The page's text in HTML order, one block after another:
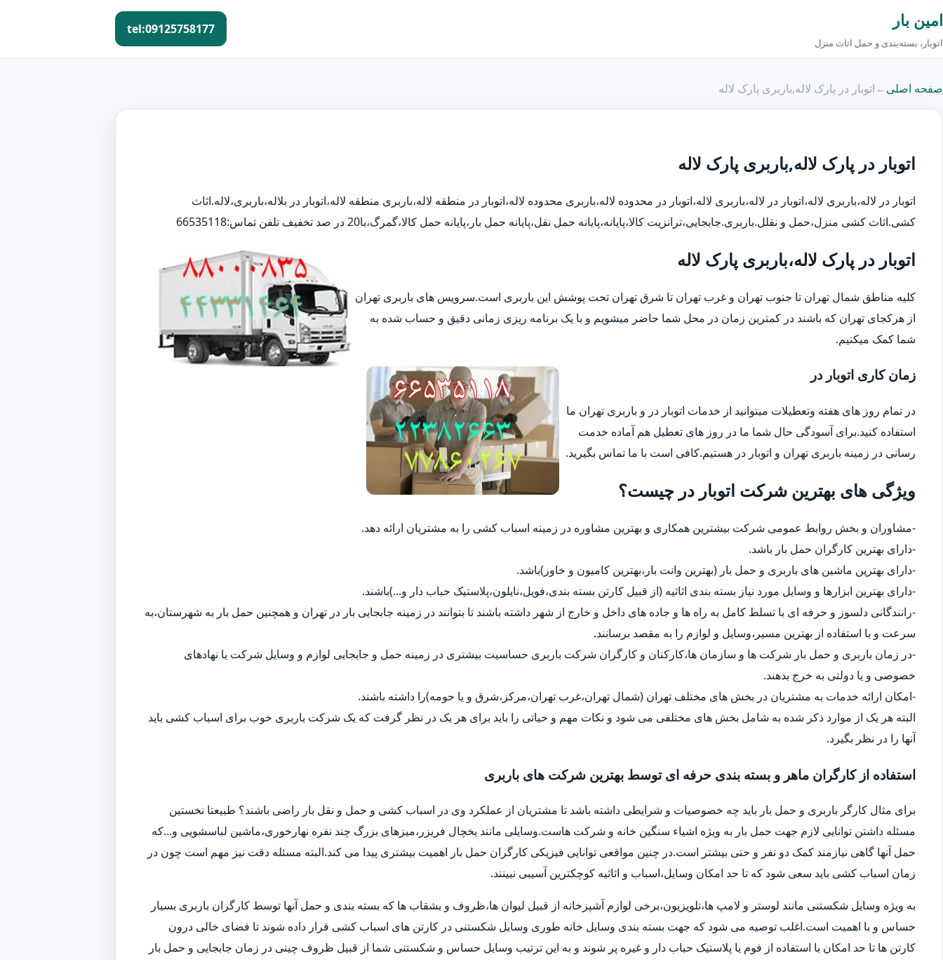
امین بار
اتوبار، بسته‌بندی و حمل اثاث منزل
tel:09125758177
صفحه اصلی←اتوبار در پارک لاله,باربری پارک لاله
اتوبار در پارک لاله,باربری پارک لاله
اتوبار در لاله،باربری لاله،اتوبار در لاله،باربری لاله،اتوبار در محدوده لاله،باربری محدوده لاله،اتوبار در منطقه لاله،باربری منطقه لاله،اتوبار در بلاله،باربری،لاله.اثاث
کشی.اثاث کشی منزل،حمل و نقلل.باربری.جابجایی،ترانزیت کالا،پایانه،پایانه حمل نقل،پایانه حمل بار،پایانه حمل کالا،گمرگ،با20 در صد تخفیف تلفن تماس:66535118
اتوبار در پارک لاله،باربری پارک لاله
کلیه مناطق شمال تهران تا جنوب تهران و غرب تهران تا شرق تهران تحت پوشش این باربری است.سرویس های باربری تهران
از هرکجای تهران که باشند در کمترین زمان در محل شما حاضر میشویم و با یک برنامه ریزی زمانی دقیق و حساب شده به
شما کمک میکنیم.
زمان کاری اتوبار در
در تمام روز های هفته وتعطیلات میتوانید از خدمات اتوبار در و باربری تهران ما
استفاده کنید.برای آسودگی حال شما ما در روز های تعطیل هم آماده خدمت
رسانی در زمینه باربری تهران و اتوبار در هستیم.کافی است با ما تماس بگیرید.
ویژگی های بهترین شرکت اتوبار در چیست؟
-مشاوران و بخش روابط عمومی شرکت بیشترین همکاری و بهترین مشاوره در زمینه اسباب کشی را به مشتریان ارائه دهد.
-دارای بهترین کارگران حمل بار باشد.
-دارای بهترین ماشین های باربری و حمل بار (بهترین وانت بار،بهترین کامیون و خاور)باشد.
-دارای بهترین ابزارها و وسایل مورد نیاز بسته بندی اثاثیه (از قبیل کارتن بسته بندی،فویل،نایلون،پلاستیک حباب دار و...)باشند.
-رانندگانی دلسوز و حرفه ای با تسلط کامل به راه ها و جاده های داخل و خارج از شهر داشته باشند تا بتوانند در زمینه جابجایی بار در تهران و همچنین حمل بار به شهرستان،به
سرعت و با استفاده از بهترین مسیر،وسایل و لوازم را به مقصد برسانند.
-در زمان باربری و حمل بار شرکت ها و سازمان ها،کارکنان و کارگران شرکت باربری حساسیت بیشتری در زمینه حمل و جابجایی لوازم و وسایل شرکت یا نهادهای
خصوصی و یا دولتی به خرج بدهند.
-امکان ارائه خدمات به مشتریان در بخش های مختلف تهران (شمال تهران،غرب تهران،مرکز،شرق و یا حومه)را داشته باشند.
البته هر یک از موارد ذکر شده به شامل بخش های مختلفی می شود و نکات مهم و حیاتی را باید برای هر یک در نظر گرفت که یک شرکت باربری خوب برای اسباب کشی باید
آنها را در نظر بگیرد.
استفاده از کارگران ماهر و بسته بندی حرفه ای توسط بهترین شرکت های باربری
برای مثال کارگر باربری و حمل بار باید چه خصوصیات و شرایطی داشته باشد تا مشتریان از عملکرد وی در اسباب کشی و حمل و نقل بار راضی باشند؟ طبیعتا نخستین
مسئله داشتن توانایی لازم جهت حمل بار به ویژه اشیاء سنگین خانه و شرکت هاست.وسایلی مانند یخچال فریزر،میزهای بزرگ چند نفره نهارخوری،ماشین لباسشویی و...که
حمل آنها گاهی نیازمند کمک دو نفر و حتی بیشتر است.در چنین مواقعی توانایی فیزیکی کارگران حمل بار اهمیت بیشتری پیدا می کند.البته مسئله دقت نیز مهم است چون در
زمان اسباب کشی باید سعی شود که تا حد امکان وسایل،اسباب و اثاثیه کوچکترین آسیبی نبینند.
به ویژه وسایل شکستنی مانند لوستر و لامپ ها،تلویزیون،برخی لوازم آشپزخانه از قبیل لیوان ها،ظروف و بشقاب ها که بسته بندی و حمل آنها توسط کارگران باربری بسیار
حساس و با اهمیت است.اغلب توصیه می شود که جهت بسته بندی وسایل خانه طوری وسایل شکستنی در کارتن های اسباب کشی قرار داده شوند تا فضای خالی درون
کارتن ها تا حد امکان با استفاده از فوم یا پلاستیک حباب دار و غیره پر شوند و به این ترتیب وسایل حساس و شکستنی شما از قبیل ظروف چینی در زمان جابجایی و حمل بار